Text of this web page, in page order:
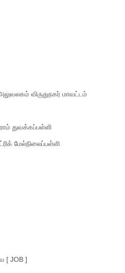
விருதுநகர் மாவட்டம்
துவக்கப்பள்ளி
மேல்நிலைப்பள்ளி
[ JOB ]